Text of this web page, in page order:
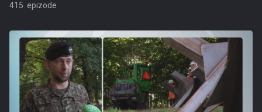
415. epizode